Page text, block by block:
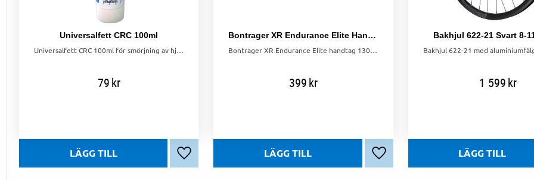
Universalfett CRC 100ml
Universalfett CRC 100ml för smörjning av hjullager, rullager och rörliga kopplingar. Ger skydd mot smuts, vatten och hög fuktighet.
79kr
Lägg till i favoriter
Bontrager XR Endurance Elite Handtag 130 mm Small
Bontrager XR Endurance Elite handtag 130 mm Small – ergonomisk form med återvunnen plast för bästa grepp och komfort under långa cykelturer.
399kr
Lägg till i favoriter
Bakhjul 622-21 Svart 8-
1 599kr